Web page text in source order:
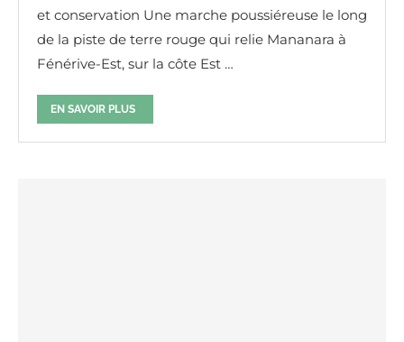
et conservation Une marche poussiéreuse le long
de la piste de terre rouge qui relie Mananara à
Fénérive-Est, sur la côte Est …
EN SAVOIR PLUS